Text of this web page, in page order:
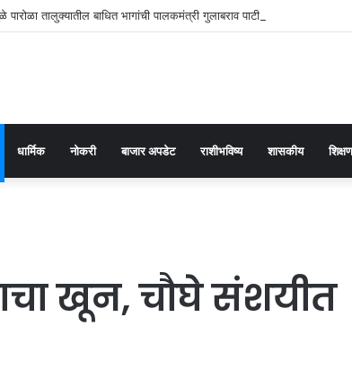
तालुक्यातील बाधित भागांची पालकमंत्री गुलाबराव पाटील जलसंपदा मंत्री
धार्मिक नोकरी बाजार अपडेट राशीभविष्य शासकीय शिक्षण
खून, चौघे संशयीत